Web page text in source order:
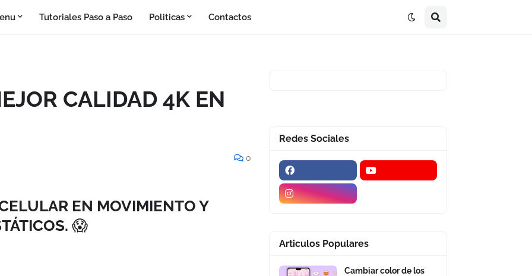
Tutoriales Paso a Paso Politicas Contactos
CALIDAD 4K EN
0
EN MOVIMIENTO Y
😱
Redes Sociales
Articulos Populares
Cambiar color de los